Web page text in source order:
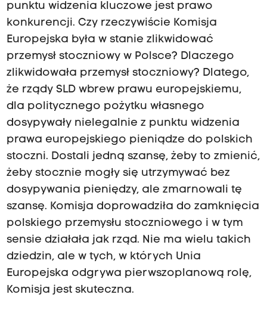
punktu widzenia kluczowe jest prawo
konkurencji. Czy rzeczywiście Komisja
Europejska była w stanie zlikwidować
przemysł stoczniowy w Polsce? Dlaczego
zlikwidowała przemysł stoczniowy? Dlatego,
że rządy SLD wbrew prawu europejskiemu,
dla politycznego pożytku własnego
dosypywały nielegalnie z punktu widzenia
prawa europejskiego pieniądze do polskich
stoczni. Dostali jedną szansę, żeby to zmienić,
żeby stocznie mogły się utrzymywać bez
dosypywania pieniędzy, ale zmarnowali tę
szansę. Komisja doprowadziła do zamknięcia
polskiego przemysłu stoczniowego i w tym
sensie działała jak rząd. Nie ma wielu takich
dziedzin, ale w tych, w których Unia
Europejska odgrywa pierwszoplanową rolę,
Komisja jest skuteczna.